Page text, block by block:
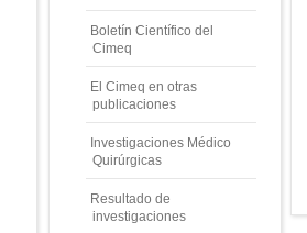
Boletín Científico del
Cimeq
El Cimeq en otras
publicaciones
Investigaciones Médico
Quirúrgicas
Resultado de
investigaciones